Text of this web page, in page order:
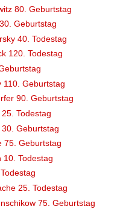
80. Geburtstag
Geburtstag
40. Todestag
120. Todestag
Geburtstag
90. Geburtstag
Todestag
Geburtstag
75. Geburtstag
Todestag
25. Todestag
75. Geburtstag